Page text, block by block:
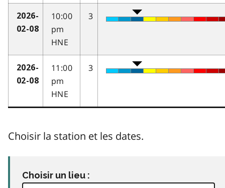
2026-
02-08
10:00
pm
HNE
3
2026-
02-08
11:00
pm
HNE
3
Choisir la station et les dates.
Choisir un lieu :